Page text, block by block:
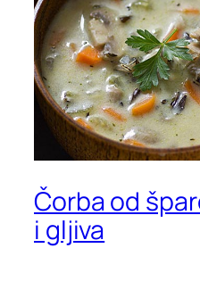
Čorba od
i gljiva